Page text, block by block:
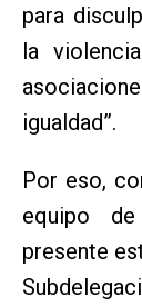
para
la
igualdad”.
Por eso,
equipo
presente